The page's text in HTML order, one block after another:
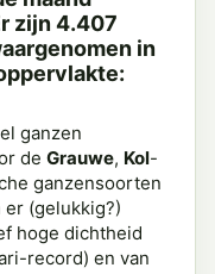
zijn 4.407
in
ganzen
de Grauwe, Kol-
ganzensoorten
er (gelukkig?)
hoge dichtheid
record) en van